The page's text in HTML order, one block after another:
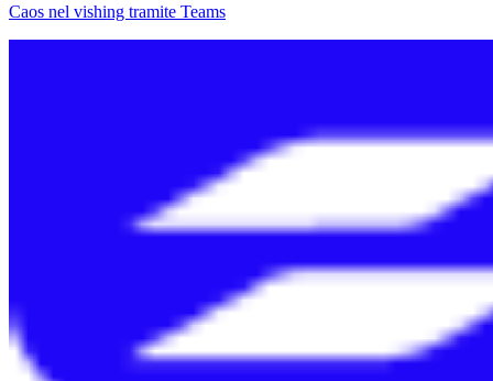
Caos nel vishing tramite Teams